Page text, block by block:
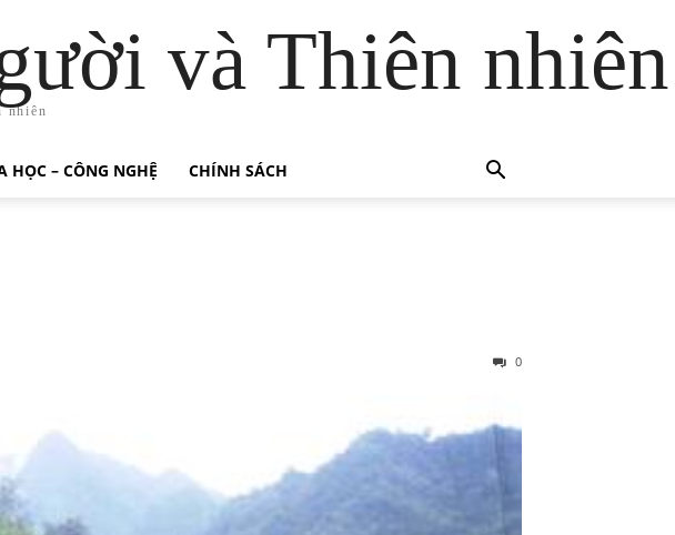
và Thiên nhiên
nhiên
HỌC – CÔNG NGHỆ CHÍNH SÁCH
0